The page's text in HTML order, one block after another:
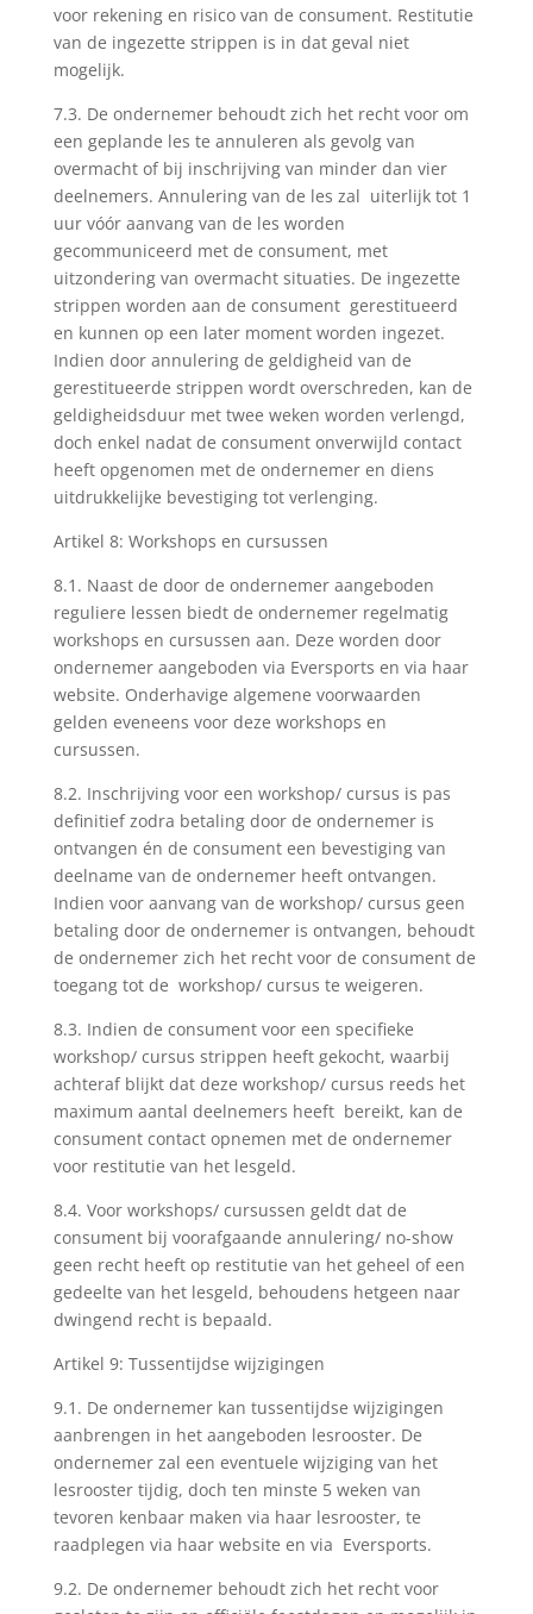
voor rekening en risico van de consument. Restitutie
van de ingezette strippen is in dat geval niet
mogelijk.
7.3. De ondernemer behoudt zich het recht voor om
een geplande les te annuleren als gevolg van
overmacht of bij inschrijving van minder dan vier
deelnemers. Annulering van de les zal uiterlijk tot 1
uur vóór aanvang van de les worden
gecommuniceerd met de consument, met
uitzondering van overmacht situaties. De ingezette
strippen worden aan de consument gerestitueerd
en kunnen op een later moment worden ingezet.
Indien door annulering de geldigheid van de
gerestitueerde strippen wordt overschreden, kan de
geldigheidsduur met twee weken worden verlengd,
doch enkel nadat de consument onverwijld contact
heeft opgenomen met de ondernemer en diens
uitdrukkelijke bevestiging tot verlenging.
Artikel 8: Workshops en cursussen
8.1. Naast de door de ondernemer aangeboden
reguliere lessen biedt de ondernemer regelmatig
workshops en cursussen aan. Deze worden door
ondernemer aangeboden via Eversports en via haar
website. Onderhavige algemene voorwaarden
gelden eveneens voor deze workshops en
cursussen.
8.2. Inschrijving voor een workshop/ cursus is pas
definitief zodra betaling door de ondernemer is
ontvangen én de consument een bevestiging van
deelname van de ondernemer heeft ontvangen.
Indien voor aanvang van de workshop/ cursus geen
betaling door de ondernemer is ontvangen, behoudt
de ondernemer zich het recht voor de consument de
toegang tot de workshop/ cursus te weigeren.
8.3. Indien de consument voor een specifieke
workshop/ cursus strippen heeft gekocht, waarbij
achteraf blijkt dat deze workshop/ cursus reeds het
maximum aantal deelnemers heeft bereikt, kan de
consument contact opnemen met de ondernemer
voor restitutie van het lesgeld.
8.4. Voor workshops/ cursussen geldt dat de
consument bij voorafgaande annulering/ no-show
geen recht heeft op restitutie van het geheel of een
gedeelte van het lesgeld, behoudens hetgeen naar
dwingend recht is bepaald.
Artikel 9: Tussentijdse wijzigingen
9.1. De ondernemer kan tussentijdse wijzigingen
aanbrengen in het aangeboden lesrooster. De
ondernemer zal een eventuele wijziging van het
lesrooster tijdig, doch ten minste 5 weken van
tevoren kenbaar maken via haar lesrooster, te
raadplegen via haar website en via Eversports.
9.2. De ondernemer behoudt zich het recht voor